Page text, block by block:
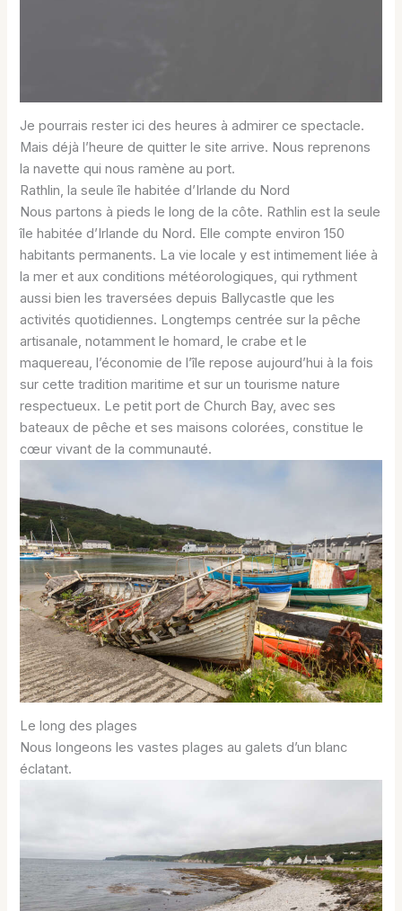
Je pourrais rester ici des heures à admirer ce spectacle.
Mais déjà l’heure de quitter le site arrive. Nous reprenons
la navette qui nous ramène au port.
Rathlin, la seule île habitée d’Irlande du Nord
Nous partons à pieds le long de la côte. Rathlin est la seule
île habitée d’Irlande du Nord. Elle compte environ 150
habitants permanents. La vie locale y est intimement liée à
la mer et aux conditions météorologiques, qui rythment
aussi bien les traversées depuis Ballycastle que les
activités quotidiennes. Longtemps centrée sur la pêche
artisanale, notamment le homard, le crabe et le
maquereau, l’économie de l’île repose aujourd’hui à la fois
sur cette tradition maritime et sur un tourisme nature
respectueux. Le petit port de Church Bay, avec ses
bateaux de pêche et ses maisons colorées, constitue le
cœur vivant de la communauté.
Le long des plages
Nous longeons les vastes plages au galets d’un blanc
éclatant.